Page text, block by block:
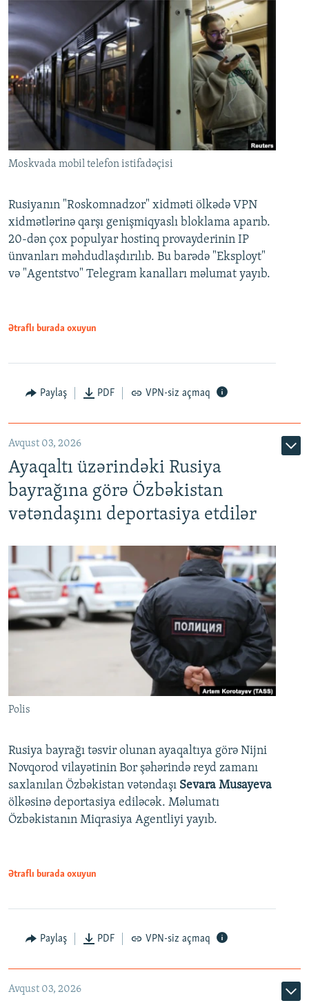
Moskvada mobil telefon istifadəçisi
Rusiyanın "Roskomnadzor" xidməti ölkədə VPN
xidmətlərinə qarşı genişmiqyaslı bloklama aparıb.
20-dən çox populyar hostinq provayderinin IP
ünvanları məhdudlaşdırılıb. Bu barədə "Eksployt"
və "Agentstvo" Telegram kanalları məlumat yayıb.
Ətraflı burada oxuyun
Paylaş PDF VPN-siz açmaq
Avqust 03, 2026
Ayaqaltı üzərindəki Rusiya
bayrağına görə Özbəkistan
vətəndaşını deportasiya etdilər
Polis
Rusiya bayrağı təsvir olunan ayaqaltıya görə Nijni
Novqorod vilayətinin Bor şəhərində reyd zamanı
saxlanılan Özbəkistan vətəndaşı Sevara Musayeva
ölkəsinə deportasiya ediləcək. Məlumatı
Özbəkistanın Miqrasiya Agentliyi yayıb.
Ətraflı burada oxuyun
Paylaş PDF VPN-siz açmaq
Avqust 03, 2026